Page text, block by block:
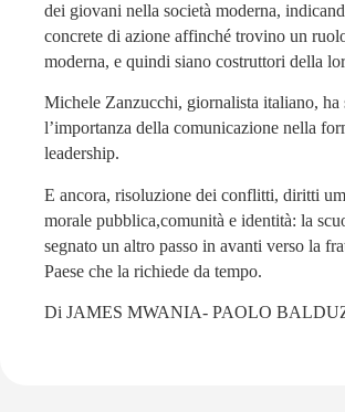
dei giovani nella società moderna,
concrete di azione affinché trovino un
moderna, e quindi siano costruttori della
Michele Zanzucchi, giornalista italiano, ha
l’importanza della comunicazione nella
leadership.
E ancora, risoluzione dei conflitti, diritti
morale pubblica,comunità e identità: la
segnato un altro passo in avanti verso la
Paese che la richiede da tempo.
Di JAMES MWANIA- PAOLO